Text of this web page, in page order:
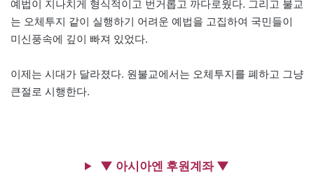
예법이 지나치게 형식적이고 번거롭고 까다로웠다. 그리고 불교
는 오체투지 같이 실행하기 어려운 예법을 고집하여 국민들이
미신풍속에 깊이 빠져 있었다.
이제는 시대가 달라졌다. 원불교에서는 오체투지를 폐하고 그냥
큰절로 시행한다.
▼ 아시아엔 후원계좌 ▼